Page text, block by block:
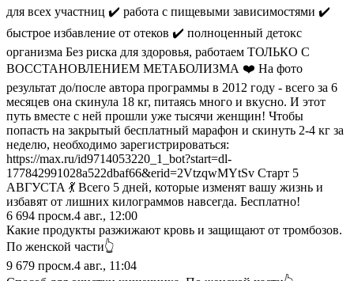
для всех участниц ✔️ работа с пищевыми зависимостями ✔️
быстрое избавление от отеков ✔️ полноценный детокс
организма Без риска для здоровья, работаем ТОЛЬКО С
ВОССТАНОВЛЕНИЕМ МЕТАБОЛИЗМА ❤️ На фото
результат до/после автора программы в 2012 году - всего за 6
месяцев она скинула 18 кг, питаясь много и вкусно. И этот
путь вместе с ней прошли уже тысячи женщин! Чтобы
попасть на закрытый бесплатный марафон и скинуть 2-4 кг за
неделю, необходимо зарегистрироваться:
https://max.ru/id9714053220_1_bot?start=dl-
177842991028a522dbaf66&erid=2VtzqwMYtSv Старт 5
АВГУСТА 💃 Всего 5 дней, которые изменят вашу жизнь и
избавят от лишних килограммов навсегда. Бесплатно!
6 694 просм.4 авг., 12:00
Какие продукты разжижают кровь и защищают от тромбозов.
По женской части👆
9 679 просм.4 авг., 11:04